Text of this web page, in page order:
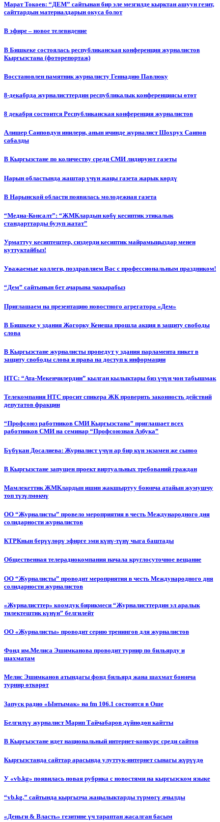
Марат Токоев: “ДЕМ” сайтынан бир эле мезгилде кырктан ашуун гезит,
сайттардын материалдарын окуса болот
В эфире – новое телевидение
В Бишкеке состоялась республиканская конференция журналистов
Кыргызстана (фоторепортаж)
Восстановлен памятник журналисту Геннадию Павлюку
8-декабрда журналисттердин республикалык конференциясы өтөт
8 декабря состоится Республиканская конференция журналистов
Алишер Саиповдун инилери, анын ичинде журналист Шохрух Саипов
сабалды
В Кыргызстане по количеству среди СМИ лидируют газеты
Нарын областында жаштар үчүн жаңы газета жарык көрдү
В Нарынской области появилась молодежная газета
“Медиа-Консалт”: “ЖМКлардын көбү кесиптик этикалык
стандарттарды бузуп жатат”
Урматтуу кесиптештер, сиздерди кесиптик майрамыңыздар менен
куттуктайбыз!
Уважаемые коллеги, поздравляем Вас с профессиональным праздником!
“Дем” сайтынын бет ачарына чакырабыз
Приглашаем на презентацию новостного агрегатора «Дем»
В Бишкеке у здания Жогорку Кенеша прошла акция в защиту свободы
слова
В Кыргызстане журналисты проведут у здания парламента пикет в
защиту свободы слова и права на доступ к информации
НТС: “Ата-Мекенчилердин” кылган кылыктары биз үчүн чон табышмак
Телекомпания НТС просит спикера ЖК проверить законность действий
депутатов фракции
“Профсоюз работников СМИ Кыргызстана” приглашает всех
работников СМИ на семинар “Профсоюзная Азбука”
Бүбүкан Досалиева: Журналист үчүн ар бир күн экзамен же сыноо
В Кыргызстане запущен проект виртуальных требований граждан
Мамлекеттик ЖМКлардын ишин жакшыртуу боюнча атайын жумушчу
топ түзүлмөкчү
ОО “Журналисты” провело мероприятия в честь Международного дня
солидарности журналистов
КТРКнын берүүлөрү эфирге эми күнү-түнү чыга баштады
Общественная телерадиокомпания начала круглосуточное вещание
ОО “Журналисты” проводит мероприятия в честь Международного дня
солидарности журналистов
«Журналисттер» коомдук бирикмеси “Журналисттердин эл аралык
тилектештик күнүн” белгилейт
ОО «Журналисты» проводит серию тренингов для журналистов
Фонд им.Мелиса Эшимканова проводит турнир по бильярду и
шахматам
Мелис Эшимканов атындагы фонд бильярд жана шахмат боюнча
турнир өткөрөт
Запуск радио «Ынтымак» на fm 106.1 состоится в Оше
Белгилүү журналист Марип Тайчабаров дүйнөдөн кайтты
В Кыргызстане идет национальный интернет-конкурс среди сайтов
Кыргызстанда сайттар арасында улуттук-интернет сынагы жүрүүдө
У «vb.kg» появилась новая рубрика с новостями на кыргызском языке
“vb.kg.” сайтында кыргызча жаңылыктарды түрмөгү ачылды
«Деньги & Власть» гезитине үч тараптан жасалган басым